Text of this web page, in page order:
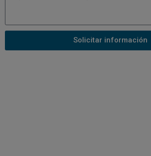
Solicitar información